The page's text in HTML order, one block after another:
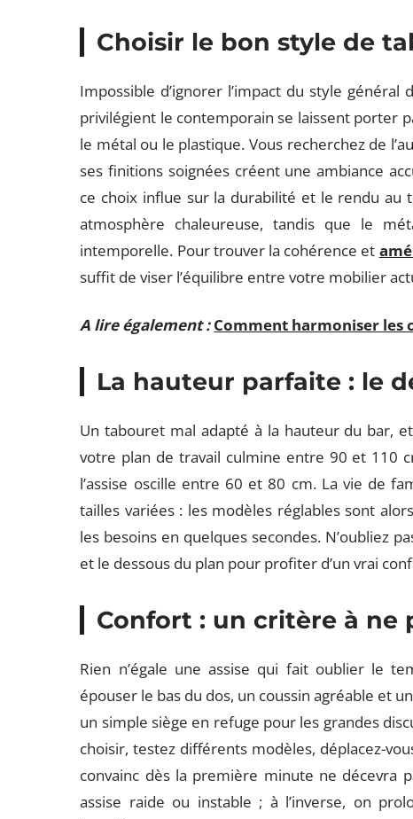
Choisir le bon style de
Impossible d’ignorer l’impact du style
privilégient le contemporain se laissent porter
le métal ou le plastique. Vous recherchez de
ses finitions soignées créent une ambiance
ce choix influe sur la durabilité et le rendu au
atmosphère chaleureuse, tandis que le
intemporelle. Pour trouver la cohérence et
suffit de viser l’équilibre entre votre mobilier
A lire également : Comment harmoniser les
La hauteur parfaite : le
Un tabouret mal adapté à la hauteur du bar,
votre plan de travail culmine entre 90 et 110
l’assise oscille entre 60 et 80 cm. La vie de
tailles variées : les modèles réglables sont
les besoins en quelques secondes. N’oubliez
et le dessous du plan pour profiter d’un vrai
Confort : un critère à ne
Rien n’égale une assise qui fait oublier le
épouser le bas du dos, un coussin agréable et
un simple siège en refuge pour les grandes
choisir, testez différents modèles, déplacez-
convainc dès la première minute ne décevra
assise raide ou instable ; à l’inverse, on